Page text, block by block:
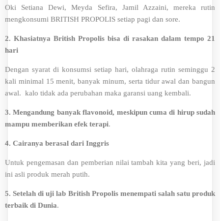
Oki Setiana Dewi, Meyda Sefira, Jamil Azzaini, mereka rutin
mengkonsumi BRITISH PROPOLIS setiap pagi dan sore.
2. Khasiatnya British Propolis bisa di rasakan dalam tempo 21
hari
Dengan syarat di konsumsi setiap hari, olahraga rutin seminggu 2
kali minimal 15 menit, banyak minum, serta tidur awal dan bangun
awal. kalo tidak ada perubahan maka garansi uang kembali.
3. Mengandung banyak flavonoid, meskipun cuma di hirup sudah
mampu memberikan efek terapi.
4. Cairanya berasal dari Inggris
Untuk pengemasan dan pemberian nilai tambah kita yang beri, jadi
ini asli produk merah putih.
5. Setelah di uji lab British Propolis menempati salah satu produk
terbaik di Dunia.